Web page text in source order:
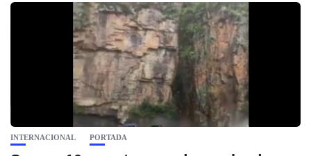
INTERNACIONAL PORTADA